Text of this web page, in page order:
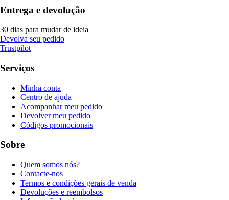
Entrega e devolução
30 dias para mudar de ideia
Devolva seu pedido
Trustpilot
Serviços
Minha conta
Centro de ajuda
Acompanhar meu pedido
Devolver meu pedido
Códigos promocionais
Sobre
Quem somos nós?
Contacte-nos
Termos e condições gerais de venda
Devoluções e reembolsos